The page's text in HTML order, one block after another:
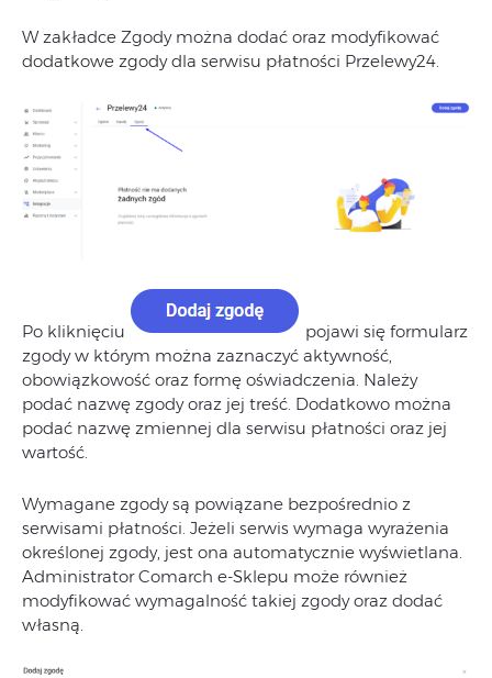
W zakładce Zgody można dodać oraz modyfikować
dodatkowe zgody dla serwisu płatności Przelewy24.
Po kliknięciu
pojawi się formularz
zgody w którym można zaznaczyć aktywność,
obowiązkowość oraz formę oświadczenia. Należy
podać nazwę zgody oraz jej treść. Dodatkowo można
podać nazwę zmiennej dla serwisu płatności oraz jej
wartość.
Wymagane zgody są powiązane bezpośrednio z
serwisami płatności. Jeżeli serwis wymaga wyrażenia
określonej zgody, jest ona automatycznie wyświetlana.
Administrator Comarch e-Sklepu może również
modyfikować wymagalność takiej zgody oraz dodać
własną.